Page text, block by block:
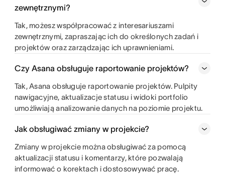
zewnętrznymi?
Tak, możesz współpracować z interesariuszami
zewnętrznymi, zapraszając ich do określonych zadań i
projektów oraz zarządzając ich uprawnieniami.
Czy Asana obsługuje raportowanie projektów?
Tak, Asana obsługuje raportowanie projektów. Pulpity
nawigacyjne, aktualizacje statusu i widoki portfolio
umożliwiają analizowanie danych na poziomie projektu.
Jak obsługiwać zmiany w projekcie?
Zmiany w projekcie można obsługiwać za pomocą
aktualizacji statusu i komentarzy, które pozwalają
informować o korektach i dostosowywać pracę.